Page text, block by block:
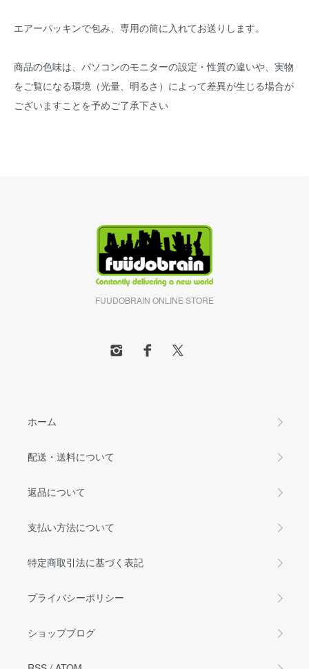
エアーパッキンで包み、専用の筒に入れてお送りします。
商品の色味は、パソコンのモニターの設定・性質の違いや、実物
をご覧になる環境（光量、明るさ）によって差異が生じる場合が
ございますことを予めご了承下さい
FUUDOBRAIN ONLINE STORE
ホーム
配送・送料について
返品について
支払い方法について
特定商取引法に基づく表記
プライバシーポリシー
ショップブログ